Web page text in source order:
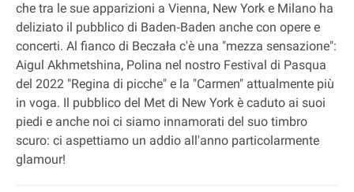
che tra le sue apparizioni a Vienna, New York e Milano ha
deliziato il pubblico di Baden‐Baden anche con opere e
concerti. Al fianco di Beczała c'è una "mezza sensazione":
Aigul Akhmetshina, Polina nel nostro Festival di Pasqua
del 2022 "Regina di picche" e la "Carmen" attualmente più
in voga. Il pubblico del Met di New York è caduto ai suoi
piedi e anche noi ci siamo innamorati del suo timbro
scuro: ci aspettiamo un addio all'anno particolarmente
glamour!